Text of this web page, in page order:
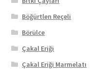
Böğürtlen Reçeli
Börülce
Çakal Eriği
Çakal Eriği Marmelatı